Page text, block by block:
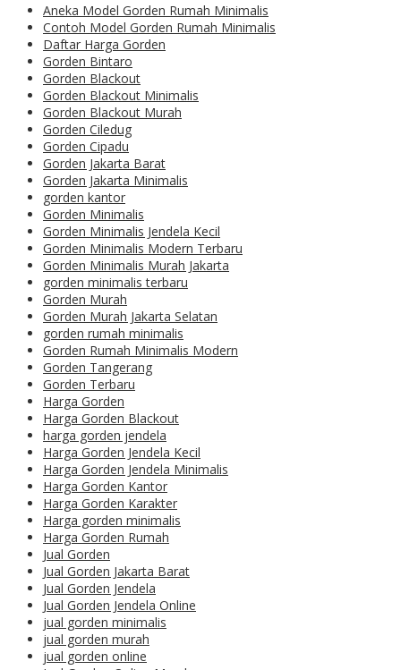
Aneka Model Gorden Rumah Minimalis
Contoh Model Gorden Rumah Minimalis
Daftar Harga Gorden
Gorden Bintaro
Gorden Blackout
Gorden Blackout Minimalis
Gorden Blackout Murah
Gorden Ciledug
Gorden Cipadu
Gorden Jakarta Barat
Gorden Jakarta Minimalis
gorden kantor
Gorden Minimalis
Gorden Minimalis Jendela Kecil
Gorden Minimalis Modern Terbaru
Gorden Minimalis Murah Jakarta
gorden minimalis terbaru
Gorden Murah
Gorden Murah Jakarta Selatan
gorden rumah minimalis
Gorden Rumah Minimalis Modern
Gorden Tangerang
Gorden Terbaru
Harga Gorden
Harga Gorden Blackout
harga gorden jendela
Harga Gorden Jendela Kecil
Harga Gorden Jendela Minimalis
Harga Gorden Kantor
Harga Gorden Karakter
Harga gorden minimalis
Harga Gorden Rumah
Jual Gorden
Jual Gorden Jakarta Barat
Jual Gorden Jendela
Jual Gorden Jendela Online
jual gorden minimalis
jual gorden murah
jual gorden online